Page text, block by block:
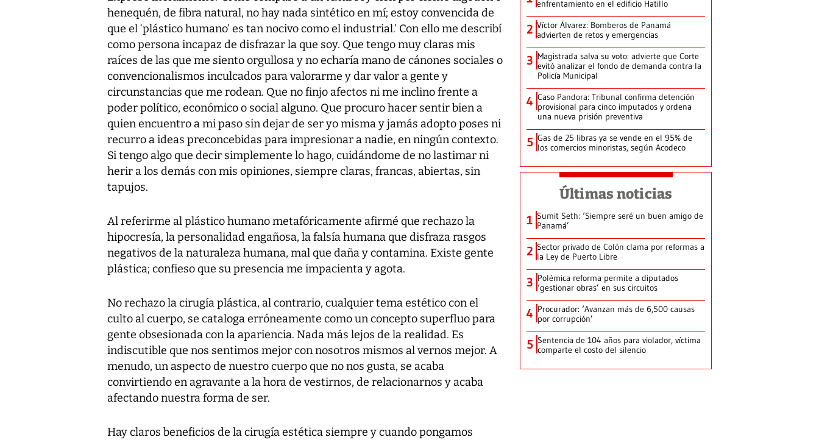
henequén, de fibra natural, no hay nada sintético en mí; estoy convencida de
que el ‘plástico humano' es tan nocivo como el industrial.' Con ello me describí
como persona incapaz de disfrazar la que soy. Que tengo muy claras mis
raíces de las que me siento orgullosa y no echaría mano de cánones sociales o
convencionalismos inculcados para valorarme y dar valor a gente y
circunstancias que me rodean. Que no finjo afectos ni me inclino frente a
poder político, económico o social alguno. Que procuro hacer sentir bien a
quien encuentro a mi paso sin dejar de ser yo misma y jamás adopto poses ni
recurro a ideas preconcebidas para impresionar a nadie, en ningún contexto.
Si tengo algo que decir simplemente lo hago, cuidándome de no lastimar ni
herir a los demás con mis opiniones, siempre claras, francas, abiertas, sin
tapujos.
Al referirme al plástico humano metafóricamente afirmé que rechazo la
hipocresía, la personalidad engañosa, la falsía humana que disfraza rasgos
negativos de la naturaleza humana, mal que daña y contamina. Existe gente
plástica; confieso que su presencia me impacienta y agota.
No rechazo la cirugía plástica, al contrario, cualquier tema estético con el
culto al cuerpo, se cataloga erróneamente como un concepto superfluo para
gente obsesionada con la apariencia. Nada más lejos de la realidad. Es
indiscutible que nos sentimos mejor con nosotros mismos al vernos mejor. A
menudo, un aspecto de nuestro cuerpo que no nos gusta, se acaba
convirtiendo en agravante a la hora de vestirnos, de relacionarnos y acaba
afectando nuestra forma de ser.
Hay claros beneficios de la cirugía estética siempre y cuando pongamos
enfrentamiento en el edificio Hatillo
2 Víctor Álvarez: Bomberos de Panamá
advierten de retos y emergencias
3 Magistrada salva su voto: advierte que Corte
evitó analizar el fondo de demanda contra la
Policía Municipal
4 Caso Pandora: Tribunal confirma detención
provisional para cinco imputados y ordena
una nueva prisión preventiva
5 Gas de 25 libras ya se vende en el 95% de
los comercios minoristas, según Acodeco
Últimas noticias
1 Sumit Seth: ‘Siempre seré un buen amigo de
Panamá’
2 Sector privado de Colón clama por reformas a
la Ley de Puerto Libre
3 Polémica reforma permite a diputados
‘gestionar obras’ en sus circuitos
4 Procurador: ‘Avanzan más de 6,500 causas
por corrupción’
5 Sentencia de 104 años para violador, víctima
comparte el costo del silencio